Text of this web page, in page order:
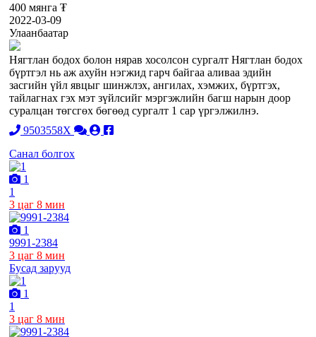
400 мянга ₮
2022-03-09
Улаанбаатар
Нягтлан бодох болон нярав хосолсон сургалт Нягтлан бодох
бүртгэл нь аж ахуйн нэгжид гарч байгаа аливаа эдийн
засгийн үйл явцыг шинжлэх, ангилах, хэмжих, бүртгэх,
тайлагнах гэх мэт зүйлсийг мэргэжлийн багш нарын доор
суралцан төгсгөх бөгөөд сургалт 1 сар үргэлжилнэ.
9503558X
Санал болгох
1
1
3 цаг 8 мин
1
9991-2384
3 цаг 8 мин
Бусад зарууд
1
1
3 цаг 8 мин